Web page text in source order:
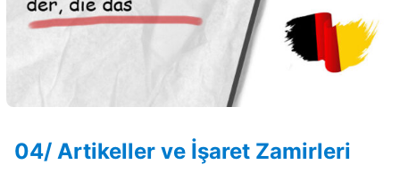
04/ Artikeller ve İşaret Zamirleri